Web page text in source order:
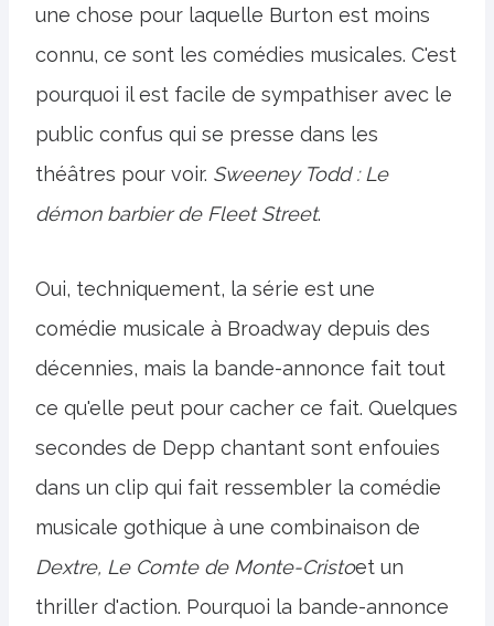
une chose pour laquelle Burton est moins
connu, ce sont les comédies musicales. C'est
pourquoi il est facile de sympathiser avec le
public confus qui se presse dans les
théâtres pour voir. Sweeney Todd : Le
démon barbier de Fleet Street.
Oui, techniquement, la série est une
comédie musicale à Broadway depuis des
décennies, mais la bande-annonce fait tout
ce qu'elle peut pour cacher ce fait. Quelques
secondes de Depp chantant sont enfouies
dans un clip qui fait ressembler la comédie
musicale gothique à une combinaison de
Dextre, Le Comte de Monte-Cristoet un
thriller d'action. Pourquoi la bande-annonce